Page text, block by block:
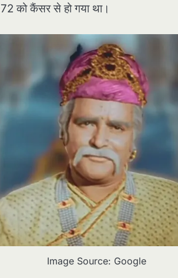
को कैंसर से हो गया था।
Image Source: Google